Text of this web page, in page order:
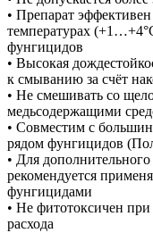
• Препарат
температурах
фунгицидов
• Высокая
к смыванию за счёт
• Не смешивать со
медьсодержащими
• Совместим с
рядом фунгицидов
• Для
рекомендуется
фунгицидами
• Не фитотоксичен
расхода